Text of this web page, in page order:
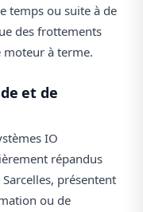
temps ou suite à de
des frottements
à terme.
et de
IO
répandus
présentent
ou de